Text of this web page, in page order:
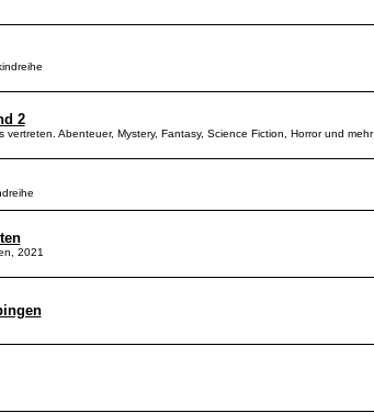
2
vertreten. Abenteuer, Mystery, Fantasy, Science Fiction, Horror und mehr
2021